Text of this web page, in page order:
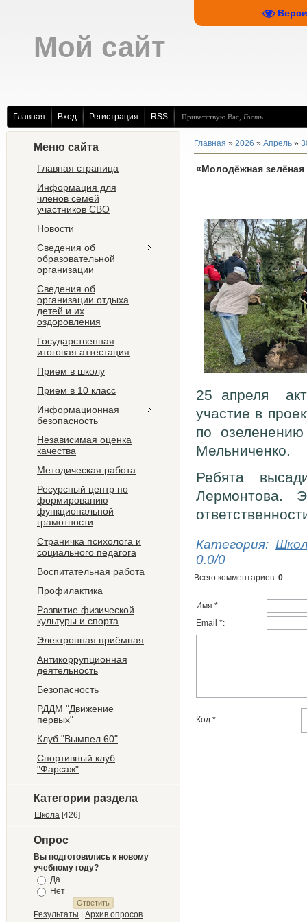
Мой сайт
Главная Вход Регистрация RSS Приветствую Вас Гость
Меню сайта
Главная страница
Информация для
членов семей
участников СВО
Новости
Сведения об
образовательной
организации
Сведения об
организации отдыха
детей и их
оздоровления
Государственная
итоговая аттестация
Прием в школу
Прием в 10 класс
Информационная
безопасность
Независимая оценка
качества
Методическая работа
Ресурсный центр по
формированию
функциональной
грамотности
Страничка психолога и
социального педагога
Воспитательная работа
Профилактика
Развитие физической
культуры и спорта
Электронная приёмная
Антикоррупционная
деятельность
Безопасность
РДДМ "Движение
первых"
Клуб "Вымпел 60"
Спортивный клуб
"Фарсаж"
Категории раздела
Школа [426]
Опрос
Вы подготовились к новому
учебному году?
Да
Нет
Результаты | Архив опросов
Главная » 2026 » Апрель »
«Молодёжная
25 апреля
участие в
по
Мельниченко.
Ребята
Лермонтова.
Категория:
0.0/0
Всего комментариев: 0
Имя *:
Email *:
Код *: